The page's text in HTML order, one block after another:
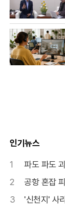
인기뉴스
1
파도 파도
2
공항 혼잡
3
'신천지' 사